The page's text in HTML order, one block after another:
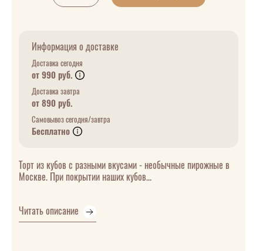
Информация о доставке
Доставка сегодня
от 990 руб.
Доставка завтра
от 890 руб.
Самовывоз сегодня/завтра
Бесплатно
Торт из кубов с разными вкусами - необычные пирожные в
Москве. При покрытии наших кубов...
Читать описание